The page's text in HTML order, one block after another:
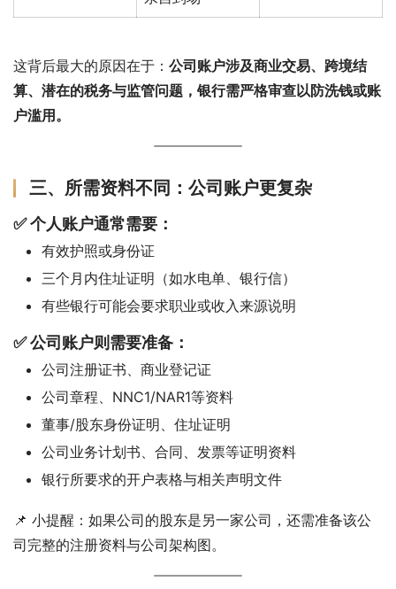
这背后最大的原因在于： 公司账户涉及商业交易、跨境结
算、潜在的税务与监管问题，银行需严格审查以防洗钱或账
户滥用。
三、所需资料不同：公司账户更复杂
✅ 个人账户通常需要：
有效护照或身份证
三个月内住址证明（如水电单、银行信）
有些银行可能会要求职业或收入来源说明
✅ 公司账户则需要准备：
公司注册证书、商业登记证
公司章程、NNC1/NAR1等资料
董事/股东身份证明、住址证明
公司业务计划书、合同、发票等证明资料
银行所要求的开户表格与相关声明文件
📌 小提醒：如果公司的股东是另一家公司，还需准备该公
司完整的注册资料与公司架构图。